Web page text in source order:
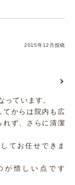
2015年12月投稿
っています。
てからは院内も広
れず、さらに清潔
てお任せできま
が惜しい点です